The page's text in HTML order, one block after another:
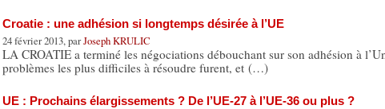
Croatie : une adhésion si longtemps désirée à l’UE
24 février 2013, parJoseph KRULIC
LA CROATIE a terminé les négociations débouchant sur son adhésion à
problèmes les plus difficiles à résoudre furent, et (…)
UE : Prochains élargissements ? De l’UE-27 à l’UE-36 ou plus ?